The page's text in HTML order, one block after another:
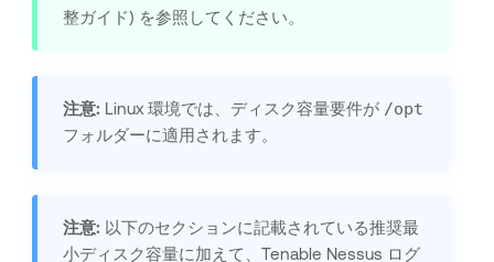
整ガイド) を参照してください。
注意: Linux 環境では、ディスク容量要件が /opt
フォルダーに適用されます。
注意: 以下のセクションに記載されている推奨最
小ディスク容量に加えて、 Tenable Nessus ログ